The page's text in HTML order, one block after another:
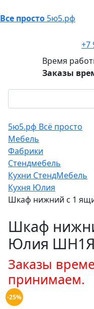
Все просто 5ю5.рф
+7
Время
Заказы
5ю5.рф Всё просто
Мебель
Фабрики
Стендмебель
Кухни СтендМебель
Кухня Юлия
Шкаф нижний с 1
Шкаф
Юлия ШН1Я
Заказы
принимаем.
-25%